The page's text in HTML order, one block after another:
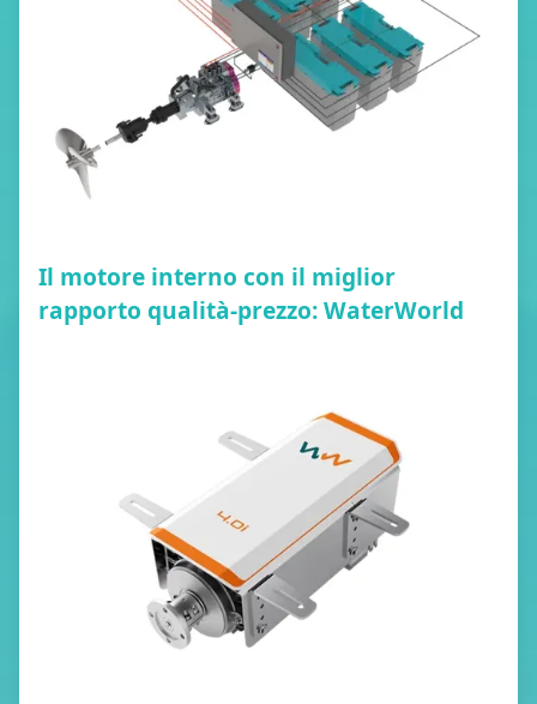
Il motore interno con il miglior
rapporto qualità-prezzo: WaterWorld